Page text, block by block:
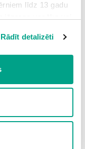
līdz 13 gadu
Jūs piekrītat visām
ieskaitot
uz pogas
kuru
lietotāja piekrišanu.
Jūs varat mainīt
atsaukt savu
Rādīt detalizēti
orientētā virziena